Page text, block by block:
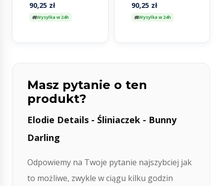
90,25 zł
Wysyłka w 24h
90,25 zł
Wysyłka w 24h
Masz pytanie o ten
produkt?
Elodie Details - Śliniaczek - Bunny
Darling
Odpowiemy na Twoje pytanie najszybciej jak
to możliwe, zwykle w ciągu kilku godzin